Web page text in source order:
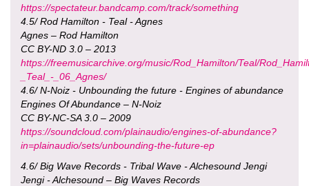
https://spectateur.bandcamp.com/track/something
4.5/ Rod Hamilton - Teal - Agnes
Agnes – Rod Hamilton
CC BY-ND 3.0 – 2013
https://freemusicarchive.org/music/Rod_Hamilton/Teal/
_Teal_-_06_Agnes/
4.6/ N-Noiz - Unbounding the future - Engines of abundance
Engines Of Abundance – N-Noiz
CC BY-NC-SA 3.0 – 2009
https://soundcloud.com/plainaudio/engines-of-abundance?
in=plainaudio/sets/unbounding-the-future-ep
4.6/ Big Wave Records - Tribal Wave - Alchesound Jengi
Jengi - Alchesound – Big Waves Records